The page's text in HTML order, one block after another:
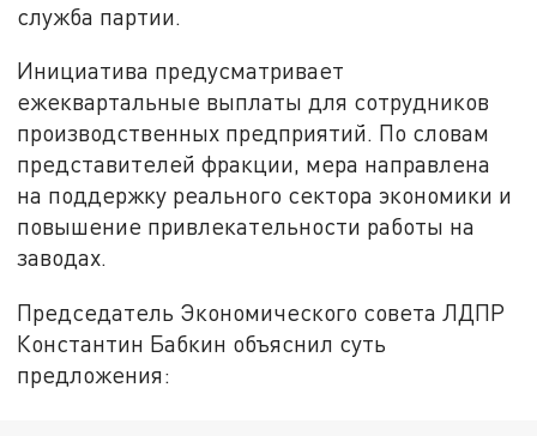
служба партии.
Инициатива предусматривает
ежеквартальные выплаты для сотрудников
производственных предприятий. По словам
представителей фракции, мера направлена
на поддержку реального сектора экономики и
повышение привлекательности работы на
заводах.
Председатель Экономического совета ЛДПР
Константин Бабкин объяснил суть
предложения: